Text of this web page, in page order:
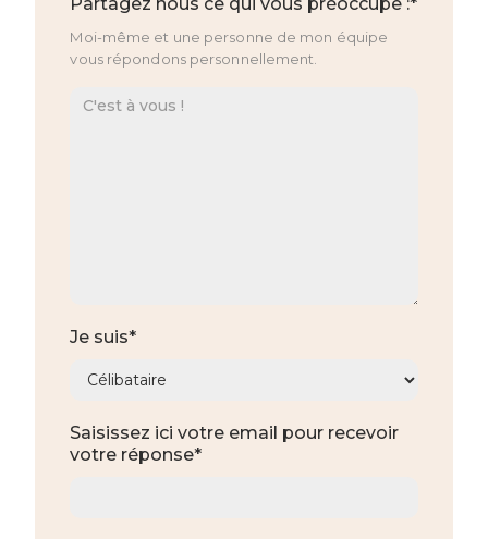
Partagez nous ce qui vous préoccupe :*
Moi-même et une personne de mon équipe
vous répondons personnellement.
Je suis*
Saisissez ici votre email pour recevoir
votre réponse*